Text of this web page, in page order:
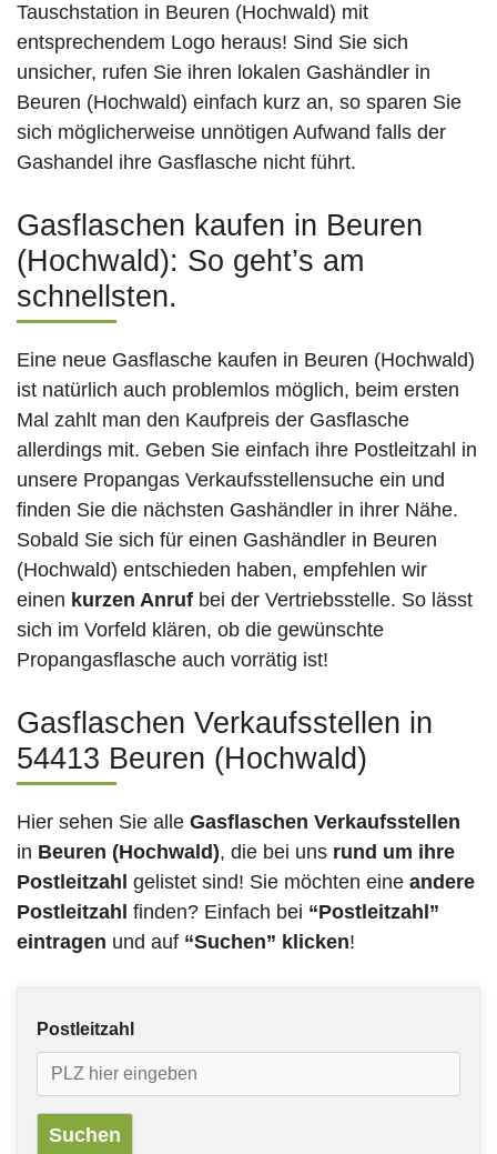
Tauschstation in Beuren (Hochwald) mit
entsprechendem Logo heraus! Sind Sie sich
unsicher, rufen Sie ihren lokalen Gashändler in
Beuren (Hochwald) einfach kurz an, so sparen Sie
sich möglicherweise unnötigen Aufwand falls der
Gashandel ihre Gasflasche nicht führt.
Gasflaschen kaufen in Beuren
(Hochwald): So geht’s am
schnellsten.
Eine neue Gasflasche kaufen in Beuren (Hochwald)
ist natürlich auch problemlos möglich, beim ersten
Mal zahlt man den Kaufpreis der Gasflasche
allerdings mit. Geben Sie einfach ihre Postleitzahl in
unsere Propangas Verkaufsstellensuche ein und
finden Sie die nächsten Gashändler in ihrer Nähe.
Sobald Sie sich für einen Gashändler in Beuren
(Hochwald) entschieden haben, empfehlen wir
einen kurzen Anruf bei der Vertriebsstelle. So lässt
sich im Vorfeld klären, ob die gewünschte
Propangasflasche auch vorrätig ist!
Gasflaschen Verkaufsstellen in
54413 Beuren (Hochwald)
Hier sehen Sie alle Gasflaschen Verkaufsstellen
in Beuren (Hochwald), die bei uns rund um ihre
Postleitzahl gelistet sind! Sie möchten eine andere
Postleitzahl finden? Einfach bei “Postleitzahl”
eintragen und auf “Suchen” klicken!
Postleitzahl